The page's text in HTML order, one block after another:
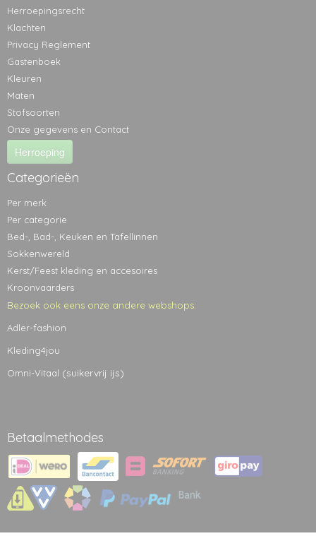
Herroepingsrecht
Klachten
Privacy Reglement
Gastenboek
Kleuren
Maten
Stofsoorten
Onze gegevens en Contact
Herroeping
Categorieën
Per merk
Per categorie
Bed-, Bad-, Keuken en Tafellinnen
Sokkenwereld
Kerst/Feest kleding en accesoires
Kroonvaarders
Bezoek ook eens onze andere webshops:
Adler-fashion
Kleding4jou
Omni-Vitaal (suikervrij ijs)
Betaalmethodes